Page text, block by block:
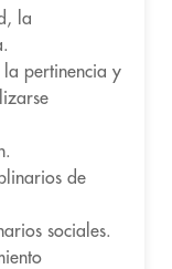
la
la pertinencia y
de
sociales.